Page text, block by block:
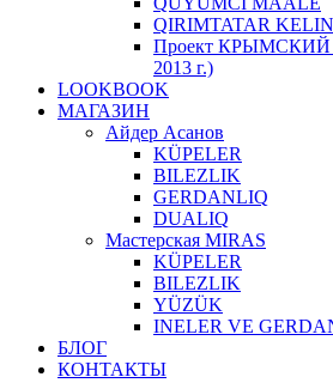
QIRIMTATAR KELIN
Проект КРЫМСКИЙ
2013 г.)
LOOKBOOK
МАГАЗИН
Айдер Асанов
KÜPELER
BILEZLIK
GERDANLIQ
DUALIQ
Мастерская MIRAS
KÜPELER
BILEZLIK
YÜZÜK
INELER VE
БЛОГ
КОНТАКТЫ